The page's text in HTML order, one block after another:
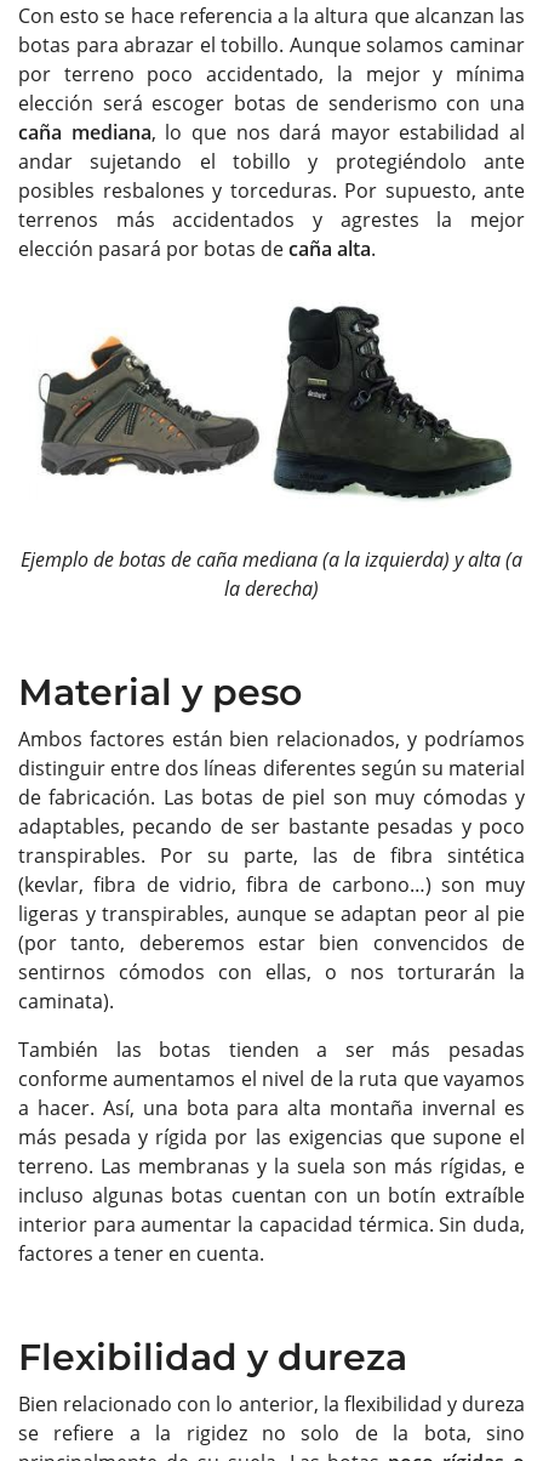
Con esto se hace referencia a la altura que alcanzan las
botas para abrazar el tobillo. Aunque solamos caminar
por terreno poco accidentado, la mejor y mínima
elección será escoger botas de senderismo con una
caña mediana, lo que nos dará mayor estabilidad al
andar sujetando el tobillo y protegiéndolo ante
posibles resbalones y torceduras. Por supuesto, ante
terrenos más accidentados y agrestes la mejor
elección pasará por botas decaña alta.
Ejemplo de botas de caña mediana (a la izquierda) y alta (a
la derecha)
Material y peso
Ambos factores están bien relacionados, y podríamos
distinguir entre dos líneas diferentes según su material
de fabricación. Las botas de piel son muy cómodas y
adaptables, pecando de ser bastante pesadas y poco
transpirables. Por su parte, las de fibra sintética
(kevlar, fibra de vidrio, fibra de carbono…) son muy
ligeras y transpirables, aunque se adaptan peor al pie
(por tanto, deberemos estar bien convencidos de
sentirnos cómodos con ellas, o nos torturarán la
caminata).
También las botas tienden a ser más pesadas
conforme aumentamos el nivel de la ruta que vayamos
a hacer. Así, una bota para alta montaña invernal es
más pesada y rígida por las exigencias que supone el
terreno. Las membranas y la suela son más rígidas, e
incluso algunas botas cuentan con un botín extraíble
interior para aumentar la capacidad térmica. Sin duda,
factores a tener en cuenta.
Flexibilidad y dureza
Bien relacionado con lo anterior, la flexibilidad y dureza
se refiere a la rigidez no solo de la bota, sino